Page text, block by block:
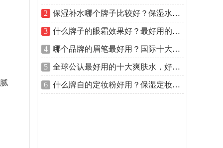
2 保湿补水哪个牌子比较好？保湿水排行榜
3 什么牌子的眼霜效果好？最好用的眼霜排
4 哪个品牌的眉笔最好用？国际十大畅销眉
5 全球公认最好用的十大爽肤水，好用的爽
6 什么牌自的定妆粉好用？保湿定妆粉排行